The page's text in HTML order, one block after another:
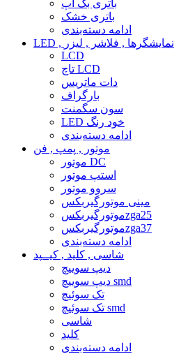
باتری بک آپ
باتری خشک
ادامه دسته‌بندی
LED , نمایشگرها , فلاشر , لیزر
LCD
تاچ LCD
دات ماتریس
بارگراف
سون سگمنت
LED خود رنگ
ادامه دسته‌بندی
موتور , پمپ , فن
موتور DC
استپ موتور
سروو موتور
مینی موتورگیربکس
موتورگیربکسzga25
موتورگیربکسzga37
ادامه دسته‌بندی
شاسی , کلید , کیــپد
دیپ سوییچ
دیپ سوییچ smd
تک سوئیچ
تک سوئیچ smd
شاسی
کلید
ادامه دسته‌بندی